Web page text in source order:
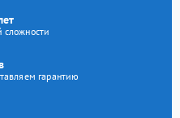
сложности
гарантию